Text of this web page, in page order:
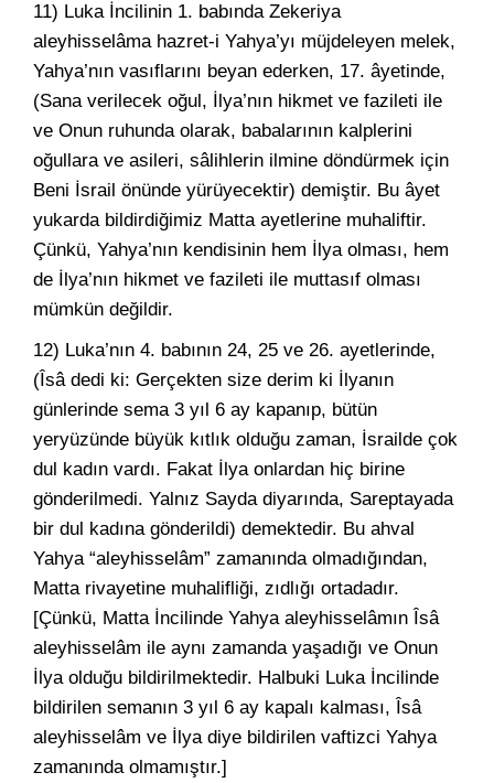
11) Luka İncilinin 1. babında Zekeriya
aleyhisselâma hazret-i Yahya’yı müjdeleyen melek,
Yahya’nın vasıflarını beyan ederken, 17. âyetinde,
(Sana verilecek oğul, İlya’nın hikmet ve fazileti ile
ve Onun ruhunda olarak, babalarının kalplerini
oğullara ve asileri, sâlihlerin ilmine döndürmek için
Beni İsrail önünde yürüyecektir) demiştir. Bu âyet
yukarda bildirdiğimiz Matta ayetlerine muhaliftir.
Çünkü, Yahya’nın kendisinin hem İlya olması, hem
de İlya’nın hikmet ve fazileti ile muttasıf olması
mümkün değildir.
12) Luka’nın 4. babının 24, 25 ve 26. ayetlerinde,
(Îsâ dedi ki: Gerçekten size derim ki İlyanın
günlerinde sema 3 yıl 6 ay kapanıp, bütün
yeryüzünde büyük kıtlık olduğu zaman, İsrailde çok
dul kadın vardı. Fakat İlya onlardan hiç birine
gönderilmedi. Yalnız Sayda diyarında, Sareptayada
bir dul kadına gönderildi) demektedir. Bu ahval
Yahya “aleyhisselâm” zamanında olmadığından,
Matta rivayetine muhalifliği, zıdlığı ortadadır.
[Çünkü, Matta İncilinde Yahya aleyhisselâmın Îsâ
aleyhisselâm ile aynı zamanda yaşadığı ve Onun
İlya olduğu bildirilmektedir. Halbuki Luka İncilinde
bildirilen semanın 3 yıl 6 ay kapalı kalması, Îsâ
aleyhisselâm ve İlya diye bildirilen vaftizci Yahya
zamanında olmamıştır.]